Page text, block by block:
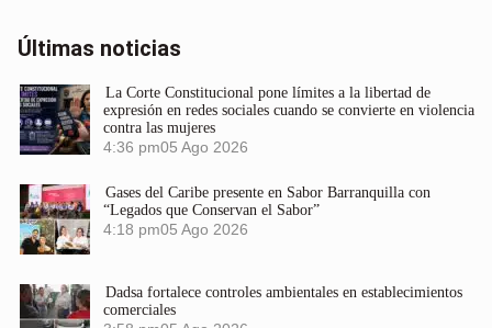
Últimas noticias
La Corte Constitucional pone límites a la libertad de
expresión en redes sociales cuando se convierte en violencia
contra las mujeres
4:36 pm05 Ago 2026
Gases del Caribe presente en Sabor Barranquilla con
“Legados que Conservan el Sabor”
4:18 pm05 Ago 2026
Dadsa fortalece controles ambientales en establecimientos
comerciales